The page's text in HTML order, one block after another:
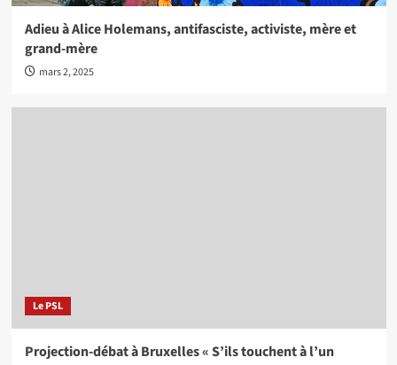
Adieu à Alice Holemans, antifasciste, activiste, mère et
grand-mère
mars 2, 2025
Le PSL
Projection-débat à Bruxelles « S’ils touchent à l’un